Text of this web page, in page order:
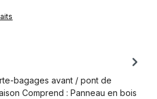
bagages avant / pont de
Comprend : Panneau en bois